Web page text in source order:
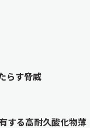
らす脅威
する高耐久酸化物薄